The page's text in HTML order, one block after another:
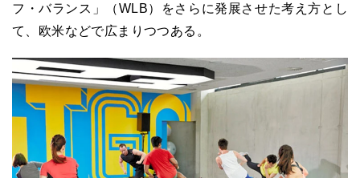
フ・バランス」（WLB）をさらに発展させた考え方とし
て、欧米などで広まりつつある。